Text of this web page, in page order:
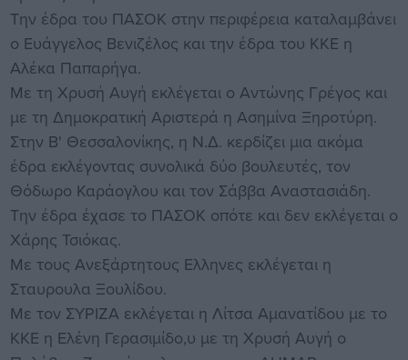
Την έδρα του ΠΑΣΟΚ στην περιφέρεια καταλαμβάνει
ο Ευάγγελος Βενιζέλος και την έδρα του ΚΚΕ η
Αλέκα Παπαρήγα.
Με τη Χρυσή Αυγή εκλέγεται ο Αντώνης Γρέγος και
με τη Δημοκρατική Αριστερά η Ασημίνα Ξηροτύρη.
Στην Β' Θεσσαλονίκης, η Ν.Δ. κερδίζει μια ακόμα
έδρα εκλέγοντας συνολικά δύο βουλευτές, τον
Θόδωρο Καράογλου και τον Σάββα Αναστασιάδη.
Την έδρα έχασε το ΠΑΣΟΚ οπότε και δεν εκλέγεται ο
Χάρης Τσιόκας.
Με τους Ανεξάρτητους Ελληνες εκλέγεται η
Σταυρουλα Ξουλίδου.
Με τον ΣΥΡΙΖΑ εκλέγεται η Λίτσα Αμανατίδου με το
ΚΚΕ η Ελένη Γερασιμίδο,υ με τη Χρυσή Αυγή ο